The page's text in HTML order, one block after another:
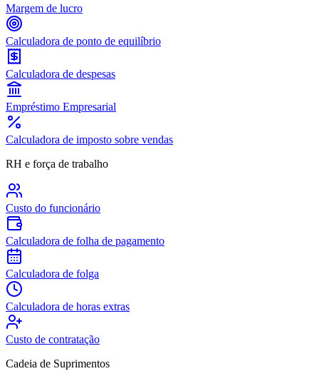
Margem de lucro
Calculadora de ponto de equilíbrio
Calculadora de despesas
Empréstimo Empresarial
Calculadora de imposto sobre vendas
RH e força de trabalho
Custo do funcionário
Calculadora de folha de pagamento
Calculadora de folga
Calculadora de horas extras
Custo de contratação
Cadeia de Suprimentos